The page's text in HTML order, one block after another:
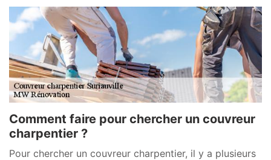
Comment faire pour chercher un couvreur
charpentier ?
Pour chercher un couvreur charpentier, il y a plusieurs